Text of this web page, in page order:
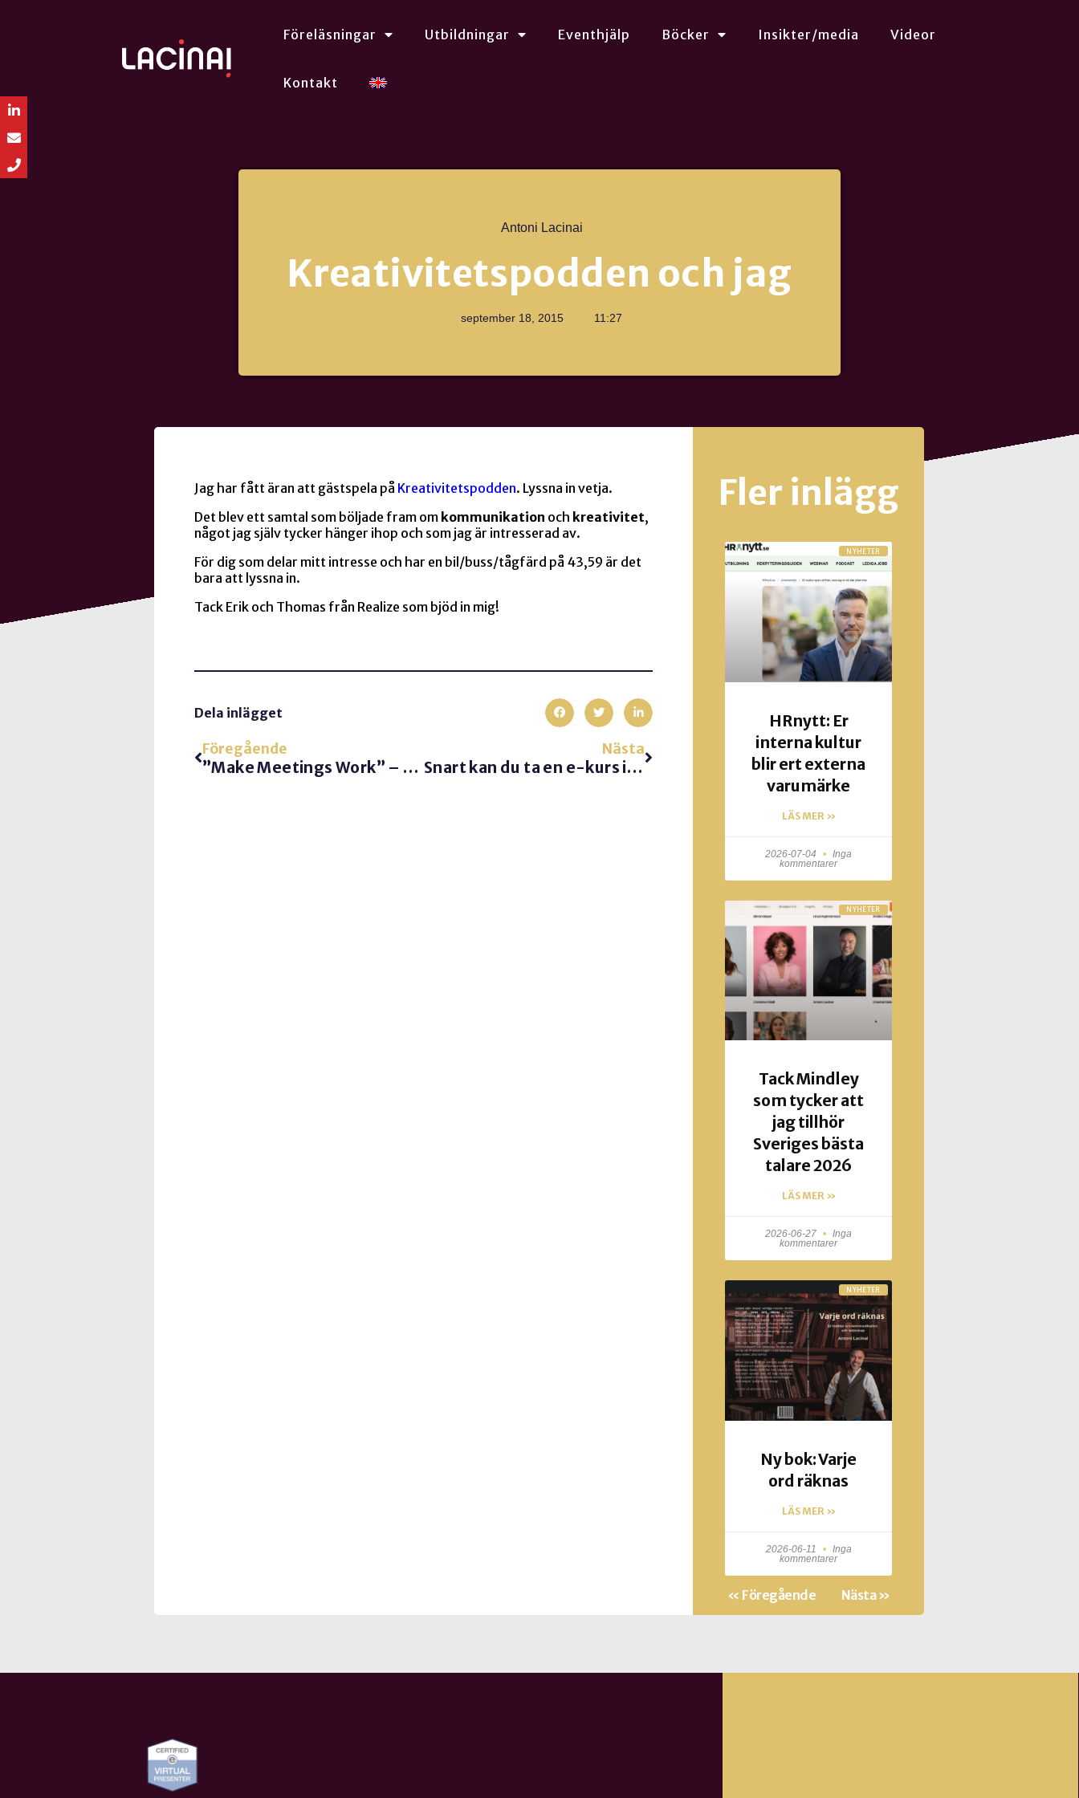
Föreläsningar Utbildningar Eventhjälp Böcker Insikter/media Videor
Kontakt
Antoni Lacinai
Kreativitetspodden och jag
september 18, 2015 11:27
Jag har fått äran att gästspela på Kreativitetspodden. Lyssna in vetja.
Det blev ett samtal som böljade fram om kommunikation och kreativitet,
något jag själv tycker hänger ihop och som jag är intresserad av.
För dig som delar mitt intresse och har en bil/buss/tågfärd på 43,59 är det
bara att lyssna in.
Tack Erik och Thomas från Realize som bjöd in mig!
Dela inlägget
Föregående
”Make Meetings Work” – now on Amazon
Nästa
Snart kan du ta en e-kurs i mötesledning
Fler inlägg
NYHETER
HRnytt: Er
interna kultur
blir ert externa
varumärke
LÄS MER »
2026-07-04
Inga
kommentarer
NYHETER
Tack Mindley
som tycker att
jag tillhör
Sveriges bästa
talare 2026
LÄS MER »
2026-06-27
Inga
kommentarer
NYHETER
Ny bok: Varje
ord räknas
LÄS MER »
2026-06-11
Inga
kommentarer
« Föregående Nästa »